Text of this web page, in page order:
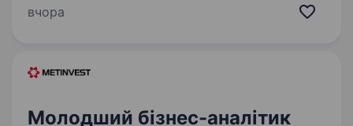
ProCredit Holding. Ми працюємо для підтримки
вчора
Молодший бізнес-аналітик